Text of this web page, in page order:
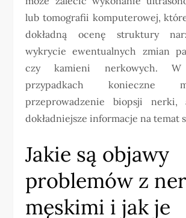
lub tomografii komputerowej,
dokładną ocenę struktury
wykrycie ewentualnych zmian
czy kamieni nerkowych. W
przypadkach konieczne
przeprowadzenie biopsji nerki,
dokładniejsze informacje na temat
Jakie są objawy
problemów z
męskimi i jak je